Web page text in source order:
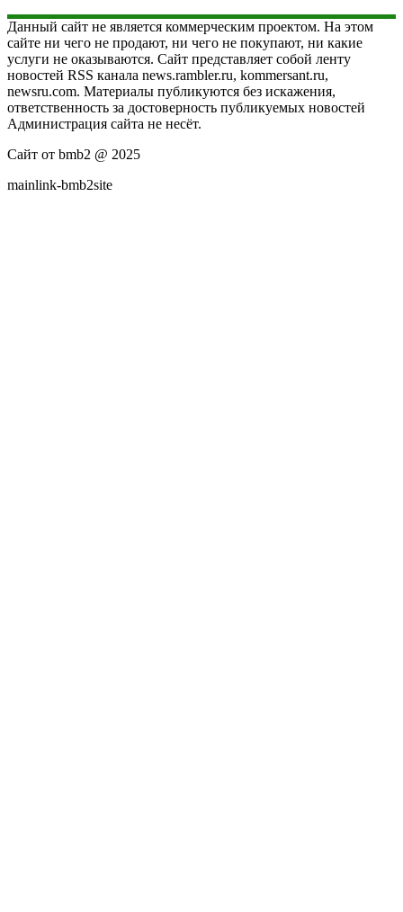
Данный сайт не является коммерческим проектом. На этом
сайте ни чего не продают, ни чего не покупают, ни какие
услуги не оказываются. Сайт представляет собой ленту
новостей RSS канала news.rambler.ru, kommersant.ru,
newsru.com. Материалы публикуются без искажения,
ответственность за достоверность публикуемых новостей
Администрация сайта не несёт.
Сайт от bmb2 @ 2025
mainlink-bmb2site